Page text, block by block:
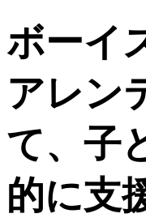
ボーイ
アレン
て、子
的に支